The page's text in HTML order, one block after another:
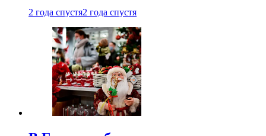
2 года спустя2 года спустя